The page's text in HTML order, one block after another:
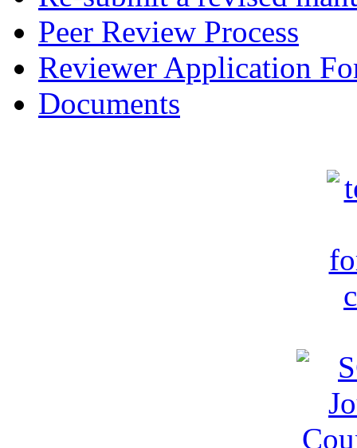
Peer Review Process
Reviewer Application
Documents